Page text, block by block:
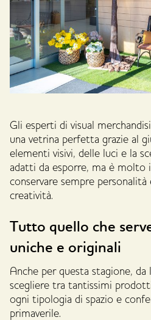
Gli esperti di visual
una vetrina perfetta grazie al
elementi visivi, delle luci e la
adatti da esporre, ma è molto
conservare sempre personalità
creatività.
Tutto quello che
uniche e originali
Anche per questa stagione, da
scegliere tra tantissimi
ogni tipologia di spazio e
primaverile.